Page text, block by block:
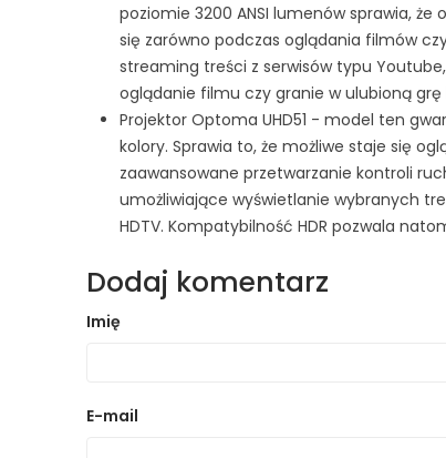
poziomie 3200 ANSI lumenów sprawia,
się zarówno podczas oglądania filmów
streaming treści z serwisów typu
oglądanie filmu czy granie w ulubioną grę
Projektor Optoma UHD51 - model ten
kolory. Sprawia to, że możliwe staje się
zaawansowane przetwarzanie kontroli
umożliwiające wyświetlanie wybranych
HDTV. Kompatybilność HDR pozwala
Dodaj komentarz
Imię
E-mail